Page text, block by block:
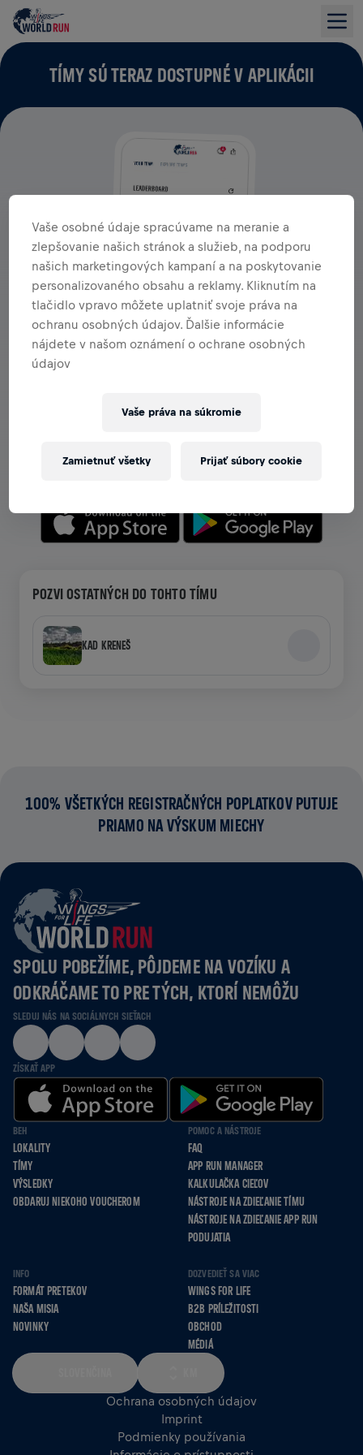
TÍMY SÚ TERAZ DOSTUPNÉ V APLIKÁCII
ZOBRAZ TÍMY V APLIKÁCII
oslavuj spoločne.
POZVI OSTATNÝCH DO TOHTO TÍMU
KAD KRENEŠ
100% VŠETKÝCH REGISTRAČNÝCH POPLATKOV PUTUJE
PRIAMO NA VÝSKUM MIECHY
SPOLU POBEŽÍME, PÔJDEME NA VOZÍKU A
ODKRÁČAME TO PRE TÝCH, KTORÍ NEMÔŽU
SLEDUJ NÁS NA SOCIÁLNYCH SIEŤACH
ZÍSKAŤ APP
BEH
LOKALITY
TÍMY
VÝSLEDKY
OBDARUJ NIEKOHO VOUCHEROM
POMOC A NÁSTROJE
FAQ
APP RUN MANAGER
KALKULAČKA CIEĽOV
NÁSTROJE NA ZDIEĽANIE TÍMU
NÁSTROJE NA ZDIEĽANIE APP RUN
PODUJATIA
INFO
FORMÁT PRETEKOV
NAŠA MISIA
NOVINKY
DOZVEDIEŤ SA VIAC
WINGS FOR LIFE
B2B PRÍLEŽITOSTI
OBCHOD
MÉDIÁ
Ochrana osobných údajov
Imprint
Podmienky používania
Vaše osobné údaje spracúvame na meranie a
zlepšovanie našich stránok a služieb, na podporu
našich marketingových kampaní a na poskytovanie
personalizovaného obsahu a reklamy. Kliknutím na
tlačidlo vpravo môžete uplatniť svoje práva na
ochranu osobných údajov. Ďalšie informácie
nájdete v našom oznámení o ochrane osobných
údajov
Vaše práva na súkromie
Zamietnuť všetky Prijať súbory cookie